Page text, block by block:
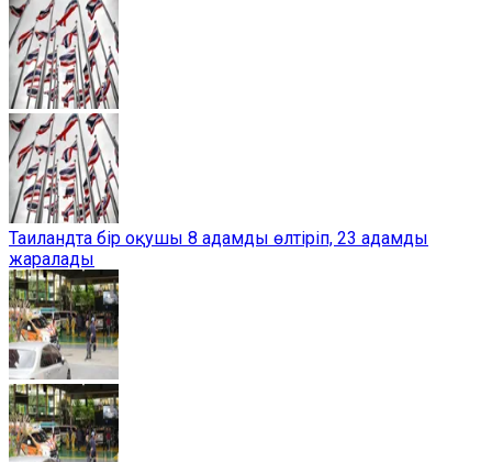
Таиландта бір оқушы 8 адамды өлтіріп, 23 адамды
жаралады